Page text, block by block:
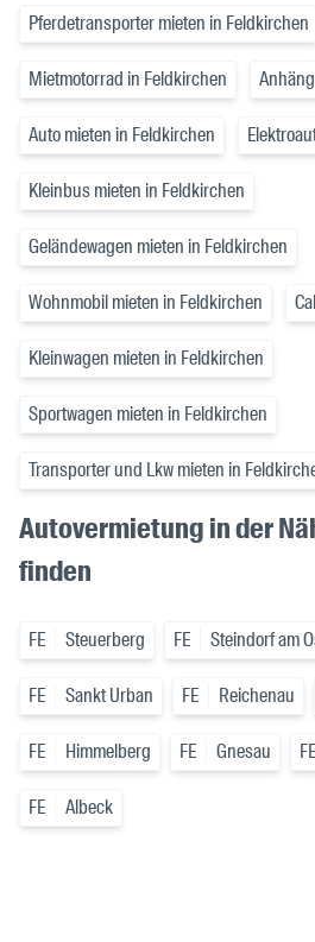
Pferdetransporter mieten in Feldkirchen
Mietmotorrad in Feldkirchen
Auto mieten in Feldkirchen
Kleinbus mieten in Feldkirchen
Geländewagen mieten in Feldkirchen
Wohnmobil mieten in Feldkirchen
Kleinwagen mieten in Feldkirchen
Sportwagen mieten in Feldkirchen
Transporter und Lkw mieten in
Autovermietung in der
finden
FE Steuerberg FE Steindorf am
FE Sankt Urban FE Reichenau
FE Himmelberg FE Gnesau FE
FE Albeck